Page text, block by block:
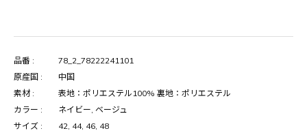
品番 :
78_2_78222241101
原産国 :
中国
素材 :
表地：ポリエステル100% 裏地：ポリエステル
カラー :
ネイビー, ベージュ
サイズ :
42, 44, 46, 48